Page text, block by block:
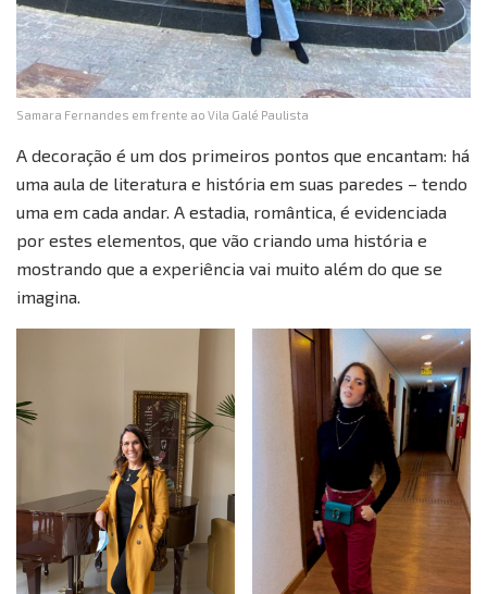
Samara Fernandes em frente ao Vila Galé Paulista
A decoração é um dos primeiros pontos que encantam: há
uma aula de literatura e história em suas paredes – tendo
uma em cada andar. A estadia, romântica, é evidenciada
por estes elementos, que vão criando uma história e
mostrando que a experiência vai muito além do que se
imagina.